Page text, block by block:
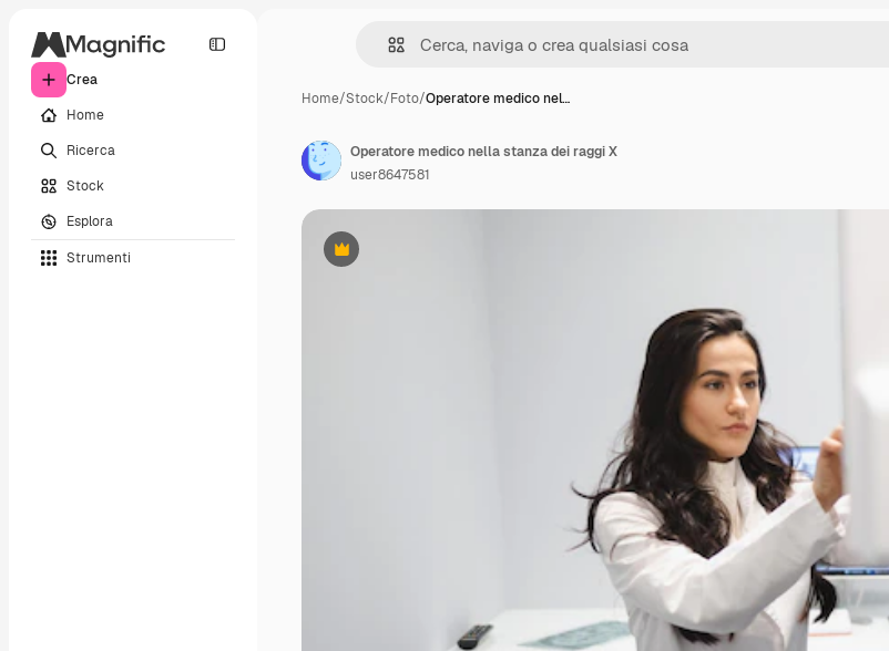
Crea
Home
Ricerca
Stock
Esplora
Strumenti
Home/Stock/Foto/Operatore medico nel…
Premium
Operatore medico nella stanza dei raggi X
user8647581